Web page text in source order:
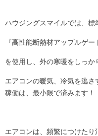
ハウジングスマイルでは、標
『高性能断熱材アップルゲー
を使用し、外の寒暖をしっか
エアコンの暖気、冷気を逃
稼働は、最小限で済みます！
エアコンは、頻繁につけた